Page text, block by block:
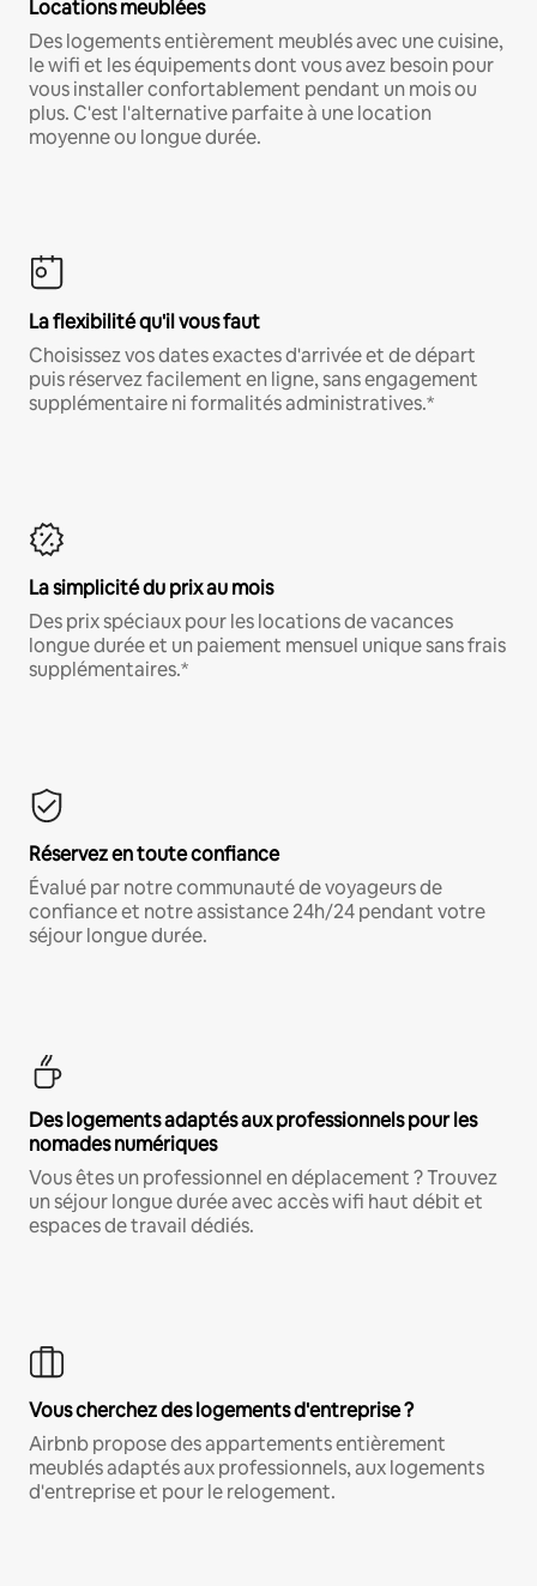
Locations meublées
Des logements entièrement meublés avec une cuisine,
le wifi et les équipements dont vous avez besoin pour
vous installer confortablement pendant un mois ou
plus. C'est l'alternative parfaite à une location
moyenne ou longue durée.
La flexibilité qu'il vous faut
Choisissez vos dates exactes d'arrivée et de départ
puis réservez facilement en ligne, sans engagement
supplémentaire ni formalités administratives.*
La simplicité du prix au mois
Des prix spéciaux pour les locations de vacances
longue durée et un paiement mensuel unique sans frais
supplémentaires.*
Réservez en toute confiance
Évalué par notre communauté de voyageurs de
confiance et notre assistance 24h/24 pendant votre
séjour longue durée.
Des logements adaptés aux professionnels pour les
nomades numériques
Vous êtes un professionnel en déplacement ? Trouvez
un séjour longue durée avec accès wifi haut débit et
espaces de travail dédiés.
Vous cherchez des logements d'entreprise ?
Airbnb propose des appartements entièrement
meublés adaptés aux professionnels, aux logements
d'entreprise et pour le relogement.